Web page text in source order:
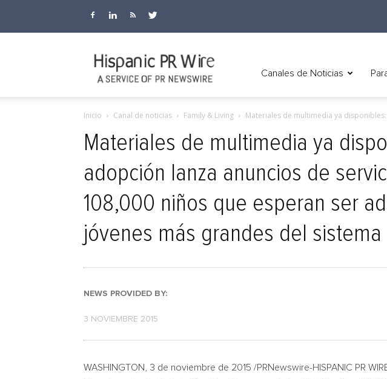
Canales de Noticias
Inicio Canal de noticias Family & Living Materiales de multimedia ya
Materiales de multimedia ya
adopción lanza anuncios de
108,000 niños que esperan ser
jóvenes más grandes del sistema
NEWS PROVIDED BY:
3 NOVIEMBRE 2015
WASHINGTON
, 3 de noviembre de 2015 /PRNewswire-HISPANIC PR